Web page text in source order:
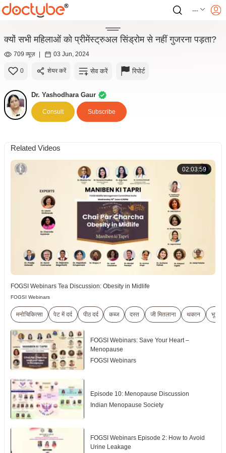
---
क्यों सभी महिलाओं को प्रीमेंस्ट्रुअल सिंड्रोम से नहीं गुजरना पड़ता?
709 व्यूज़ | 03 Jun, 2024
0 शेयर करें सेव करें रिपोर्ट
Dr. Yashodhara Gaur
Consult Subscribe
Related Videos
02:03:59
FOGSI Webinars Tea Discussion: Obesity in Midlife
FOGSI Webinars
मनोचिकित्सा पेट में दर्द पीठ दर्द कब्ज दस्त जी मितलाना थकान भूख में
FOGSI Webinars: Save Your Heart –
Menopause
FOGSI Webinars
Episode 10: Menopause Discussion
Indian Menopause Society
FOGSI Webinars Episode 2: How to Avoid
Urine Leakage